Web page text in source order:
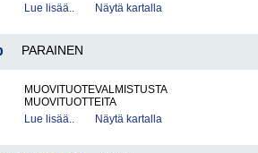
Lue lisää..
Näytä kartalla
PARAINEN
MUOVITUOTEVALMISTUSTA
MUOVITUOTTEITA
Lue lisää..
Näytä kartalla